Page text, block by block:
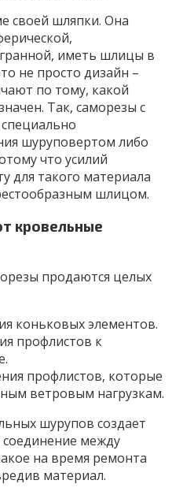
своей шляпки. Она
иметь шлицы в
не просто дизайн –
по тому, какой
Так, саморезы с
шуруповертом либо
что усилий
для такого материала
шлицом.
кровельные
продаются целых
коньковых элементов.
профлистов к
профлистов, которые
ветровым нагрузкам.
шурупов создает
между
на время ремонта
материал.